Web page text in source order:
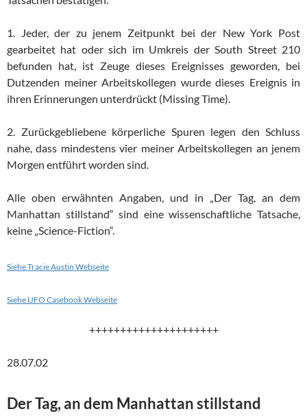
1. Jeder, der zu jenem Zeitpunkt bei der New York Post
gearbeitet hat oder sich im Umkreis der South Street 210
befunden hat, ist Zeuge dieses Ereignisses geworden, bei
Dutzenden meiner Arbeitskollegen wurde dieses Ereignis in
ihren Erinnerungen unterdrückt (Missing Time).
2. Zurückgebliebene körperliche Spuren legen den Schluss
nahe, dass mindestens vier meiner Arbeitskollegen an jenem
Morgen entführt worden sind.
Alle oben erwähnten Angaben, und in „Der Tag, an dem
Manhattan stillstand“ sind eine wissenschaftliche Tatsache,
keine „Science-Fiction“.
Siehe Tracie Austin Webseite
Siehe UFO Casebook Webseite
+++++++++++++++++++++
28.07.02
Der Tag, an dem Manhattan stillstand